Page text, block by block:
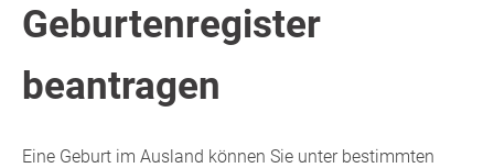
Geburtenregister
beantragen
Eine Geburt im Ausland können Sie unter bestimmten